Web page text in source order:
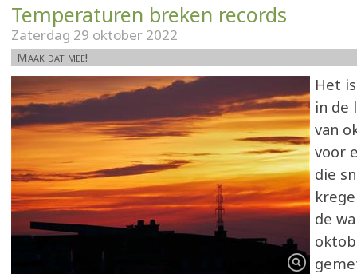
Temperaturen breken records
Zaterdag 29 oktober 2022
Maak dat mee!
Het
in de
van
voor
die
de